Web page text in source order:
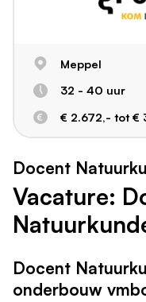
Meppel
32 - 40 uur
€ 2.672,- tot €
Docent
Vacature:
Docent
onderbouw